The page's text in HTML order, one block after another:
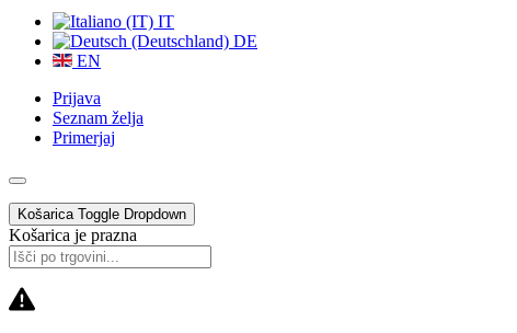
IT
DE
EN
Prijava
Seznam želja
Primerjaj
Košarica Toggle Dropdown
Košarica je prazna